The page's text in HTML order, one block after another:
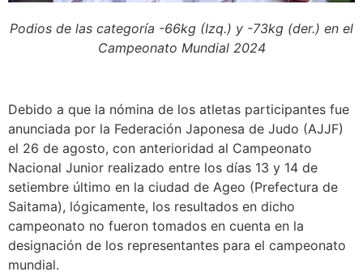
Podios de las categoría -66kg (Izq.) y -73kg (der.) en el
Campeonato Mundial 2024
Debido a que la nómina de los atletas participantes fue
anunciada por la Federación Japonesa de Judo (AJJF)
el 26 de agosto, con anterioridad al Campeonato
Nacional Junior realizado entre los días 13 y 14 de
setiembre último en la ciudad de Ageo (Prefectura de
Saitama), lógicamente, los resultados en dicho
campeonato no fueron tomados en cuenta en la
designación de los representantes para el campeonato
mundial.